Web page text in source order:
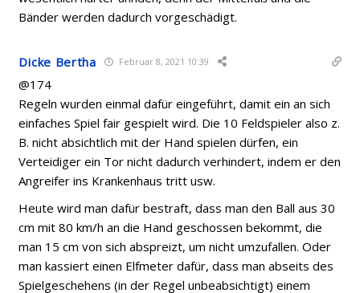
Bänder werden dadurch vorgeschädigt.
Dicke Bertha Februar 8, 2021 10:39
@174
Regeln wurden einmal dafür eingeführt, damit ein an sich
einfaches Spiel fair gespielt wird. Die 10 Feldspieler also z.
B. nicht absichtlich mit der Hand spielen dürfen, ein
Verteidiger ein Tor nicht dadurch verhindert, indem er den
Angreifer ins Krankenhaus tritt usw.
Heute wird man dafür bestraft, dass man den Ball aus 30
cm mit 80 km/h an die Hand geschossen bekommt, die
man 15 cm von sich abspreizt, um nicht umzufallen. Oder
man kassiert einen Elfmeter dafür, dass man abseits des
Spielgeschehens (in der Regel unbeabsichtigt) einem